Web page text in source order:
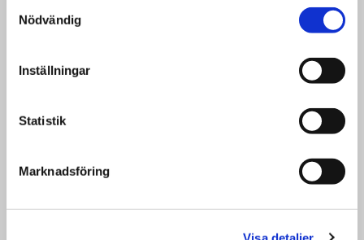
Nödvändig
Inställningar
Statistik
Marknadsföring
brådskande är det bra om vår veterinär
meddelas att en akut sjuk hund är på väg till oss
på Syd-Väst Kliniken. Vid akutbesök tillkommer